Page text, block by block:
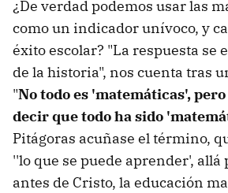
¿De verdad podemos usar las
como un indicador unívoco, y
éxito escolar? "La respuesta se
de la historia", nos cuenta tras
"No todo es 'matemáticas',
decir que todo ha sido
Pitágoras acuñase el término,
''lo que se puede aprender', allá
antes de Cristo, la educación